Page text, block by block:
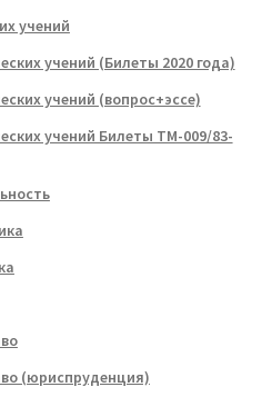
учений
учений (Билеты 2020 года)
учений (вопрос+эссе)
учений Билеты ТМ-009/83-
(юриспруденция)